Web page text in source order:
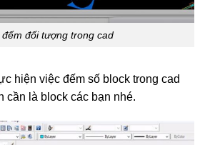
đếm đối tượng trong cad
hiện việc đếm số block trong cad
cần là block các bạn nhé.